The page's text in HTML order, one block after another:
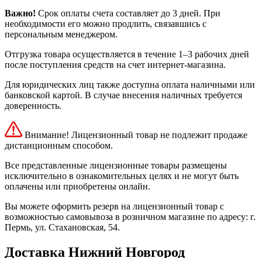
Важно! Срок оплаты счета составляет до 3 дней. При
необходимости его можно продлить, связавшись с
персональным менеджером.
Отгрузка товара осуществляется в течение 1–3 рабочих дней
после поступления средств на счет интернет-магазина.
Для юридических лиц также доступна оплата наличными или
банковской картой. В случае внесения наличных требуется
доверенность.
Внимание! Лицензионный товар не подлежит продаже
дистанционным способом.
Все представленные лицензионные товары размещены
исключительно в ознакомительных целях и не могут быть
оплачены или приобретены онлайн.
Вы можете оформить резерв на лицензионный товар с
возможностью самовывоза в розничном магазине по адресу: г.
Пермь, ул. Стахановская, 54.
Доставка Нижний Новгород